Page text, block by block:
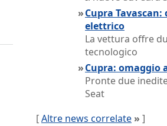
»Cupra
elettrico
La vettura offre
tecnologico
»Cupra: omaggio
Pronte due
Seat
[Altre news correlate » ]